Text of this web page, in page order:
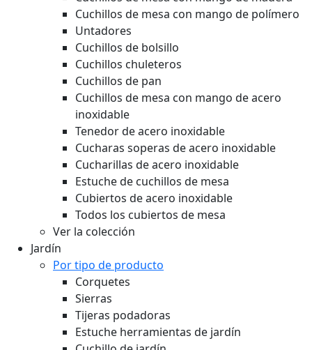
Cuchillos de mesa con mango de polímero
Untadores
Cuchillos de bolsillo
Cuchillos chuleteros
Cuchillos de pan
Cuchillos de mesa con mango de acero
inoxidable
Tenedor de acero inoxidable
Cucharas soperas de acero inoxidable
Cucharillas de acero inoxidable
Estuche de cuchillos de mesa
Cubiertos de acero inoxidable
Todos los cubiertos de mesa
Ver la colección
Jardín
Por tipo de producto
Corquetes
Sierras
Tijeras podadoras
Estuche herramientas de jardín